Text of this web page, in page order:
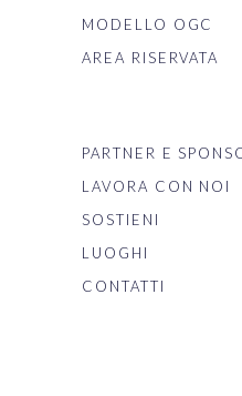
MODELLO OGC
AREA RISERVATA
PARTNER E
LAVORA CON NOI
SOSTIENI
LUOGHI
CONTATTI